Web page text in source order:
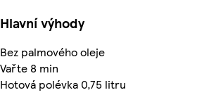
Hlavní výhody
Bez palmového oleje
Vařte 8 min
Hotová polévka 0,75 litru